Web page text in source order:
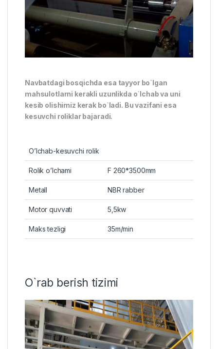
Navbatdagi bosqichda esa tayyor bo`lgan
mahsulotlarni kerakli uzunlikda o`lchab va uni
kesib olishimiz kerak bo`ladi. Bu vazifani esa
kesuvchi roliklar bajaradi.
O’lchab-kesuvchi rolik
Rolik o’lchami F 260*3500mm
Metall NBR rabber
Motor quvvati 5,5kw
Maks tezligi 35m/min
O`rab berish tizimi